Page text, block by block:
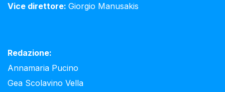
Vice direttore: Giorgio Manusakis
Redazione:
Annamaria Pucino
Gea Scolavino Vella